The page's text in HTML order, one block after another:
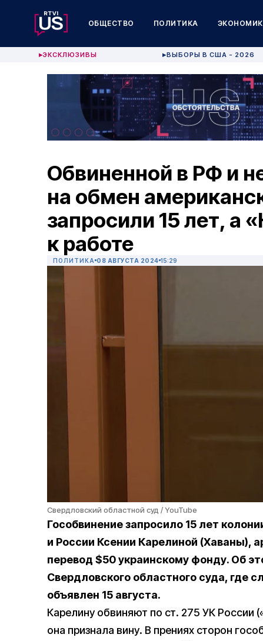
ОБЩЕСТВО ПОЛИТИКА
▶ЭКСКЛЮЗИВЫ ▶ВЫБОРЫ В США - 2026
Обвиненной в РФ и
на обмен
запросили 15 лет, а
к работе
ПОЛИТИКА 08 АВГУСТА 2024 15:29
Свердловский областной суд / YouTube
Гособвинение запросило 15 лет
и России Ксении Карелиной (Хаваны),
перевод $50 украинскому фонду. Об
Свердловского областного суда, где
объявлен 15 августа.
Карелину обвиняют по ст. 275 УК России
она признала вину. В прениях сторон